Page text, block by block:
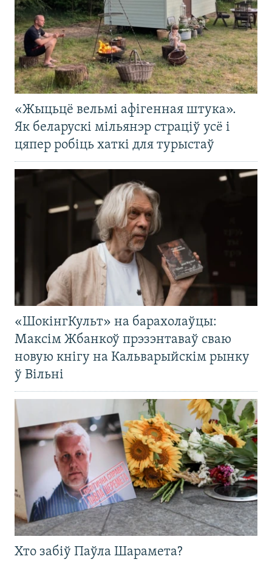
«Жыцьцё вельмі афігенная штука».
Як беларускі мільянэр страціў усё і
цяпер робіць хаткі для турыстаў
«ШокінгКульт» на барахолаўцы:
Максім Жбанкоў прэзэнтаваў сваю
новую кнігу на Кальварыйскім рынку
ў Вільні
Хто забіў Паўла Шарамета?